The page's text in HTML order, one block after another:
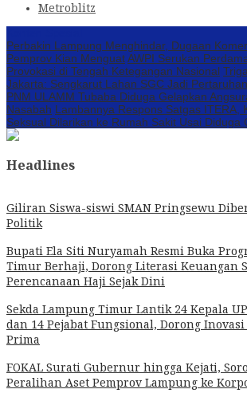
Metroblitz
Perbakin Lampung Menghindar, Dugaan
Pemprov Kian MenguatAWPI Serukan
Provokasi di Tengah Ketegangan Nasional
Jakarta: Sengkarut Lahan SGC Jadi
PNM ULAMM Tubaba Diduga Gelapkan
Nasabah Lambannya Respons Satgas ITERA,
Seksual Dilarikan ke Rumah Sakit Usai Diduga
Headlines
Giliran Siswa-siswi SMAN Pringsewu
Politik
Bupati Ela Siti Nuryamah Resmi Buka
Timur Berhaji, Dorong Literasi Keuangan
Perencanaan Haji Sejak Dini
Sekda Lampung Timur Lantik 24 Kepala
dan 14 Pejabat Fungsional, Dorong
Prima
FOKAL Surati Gubernur hingga Kejati,
Peralihan Aset Pemprov Lampung ke